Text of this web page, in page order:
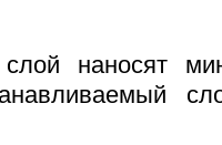
наносят